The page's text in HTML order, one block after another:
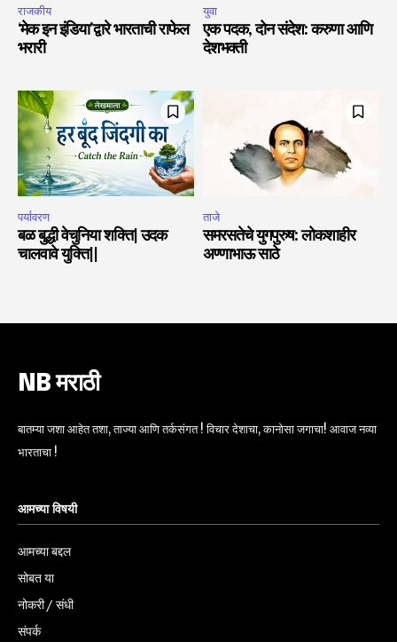
राजकीय
‘मेक इन इंडिया’द्वारे भारताची राफेल
भरारी
युवा
एक पदक, दोन संदेश: करुणा आणि
देशभक्ती
पर्यावरण
बळ बुद्धी वेचुनिया शक्ति| उदक
चालवावे युक्ति||
ताजे
समरसतेचे युगपुरुष: लोकशाहीर
अण्णाभाऊ साठे
NB मराठी
बातम्या जशा आहेत तशा, ताज्या आणि तर्कसंगत ! विचार देशाचा, कानोसा जगाचा! आवाज नव्या
भारताचा !
आमच्या विषयी
आमच्या बद्दल
सोबत या
नोकरी / संधी
संपर्क